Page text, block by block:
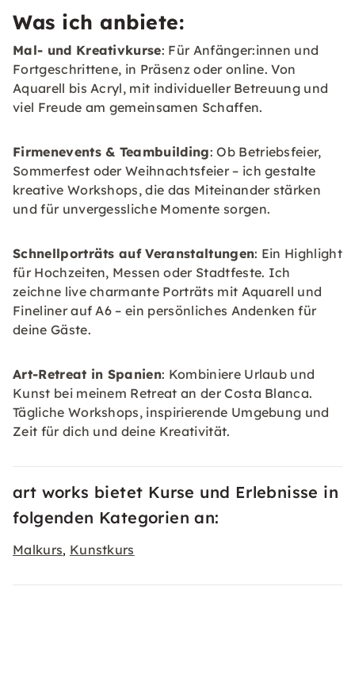
Was ich anbiete:
Mal- und Kreativkurse: Für Anfänger:innen und
Fortgeschrittene, in Präsenz oder online. Von
Aquarell bis Acryl, mit individueller Betreuung und
viel Freude am gemeinsamen Schaffen.
Firmenevents & Teambuilding: Ob Betriebsfeier,
Sommerfest oder Weihnachtsfeier – ich gestalte
kreative Workshops, die das Miteinander stärken
und für unvergessliche Momente sorgen.
Schnellporträts auf Veranstaltungen: Ein Highlight
für Hochzeiten, Messen oder Stadtfeste. Ich
zeichne live charmante Porträts mit Aquarell und
Fineliner auf A6 – ein persönliches Andenken für
deine Gäste.
Art-Retreat in Spanien: Kombiniere Urlaub und
Kunst bei meinem Retreat an der Costa Blanca.
Tägliche Workshops, inspirierende Umgebung und
Zeit für dich und deine Kreativität.
art works bietet Kurse und Erlebnisse in
folgenden Kategorien an:
Malkurs, Kunstkurs